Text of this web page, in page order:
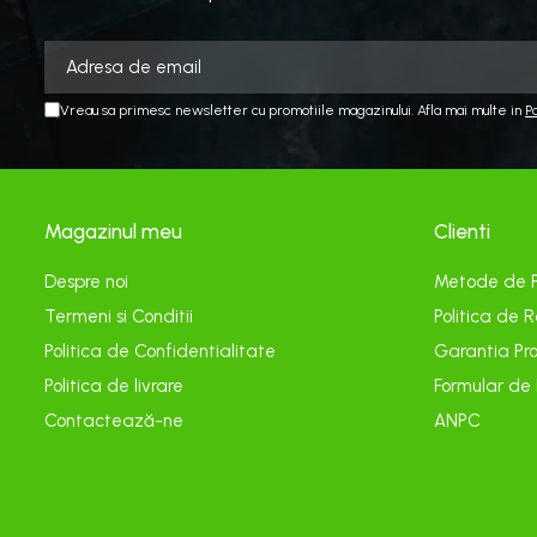
Curatare
Gratare
Panouri si Accesorii Solare
Abrazive
Accesorii Constructii
Amestecare
Vreau sa primesc newsletter cu promotiile magazinului. Afla mai multe in
Magazinul meu
Despre noi
Termeni si Conditii
Politica de Confidentialitate
Politica de livrare
Contactează-ne
Clienti
Metode de
Politica de
Garantia
Formular de
ANPC